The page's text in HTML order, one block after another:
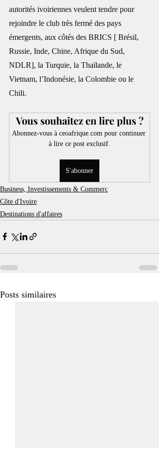
autorités ivoiriennes veulent tendre pour
rejoindre le club très fermé des pays
émergents, aux côtés des BRICS [ Brésil,
Russie, Inde, Chine, Afrique du Sud,
NDLR], la Turquie, la Thaïlande, le
Vietnam, l’Indonésie, la Colombie ou le
Chili.
Vous souhaitez en lire plus ?
Abonnez-vous à ceoafrique.com pour continuer
à lire ce post exclusif.
S'abonner
Business, Investissements & Commerc
Côte d'Ivoire
Destinations d'affaires
Posts similaires